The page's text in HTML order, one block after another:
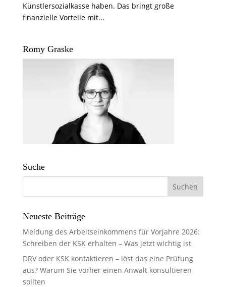
Künstlersozialkasse haben. Das bringt große
finanzielle Vorteile mit...
Romy Graske
Suche
Neueste Beiträge
Meldung des Arbeitseinkommens für Vorjahre 2026:
Schreiben der KSK erhalten – Was jetzt wichtig ist
DRV oder KSK kontaktieren – löst das eine Prüfung
aus? Warum Sie vorher einen Anwalt konsultieren
sollten